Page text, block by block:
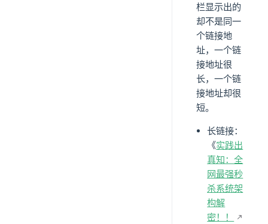
栏显示出的
却不是同一
个链接地
址，一个链
接地址很
长，一个链
接地址却很
短。
长链接：
《实践出
真知：全
网最强秒
杀系统架
构解
密！！